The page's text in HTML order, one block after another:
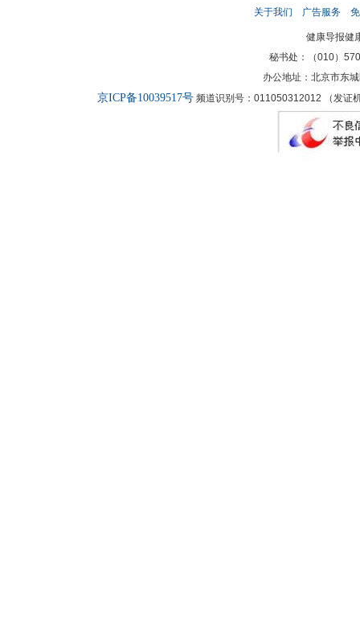
关于我们 广告服务
健康导报健
秘书处：（010）
办公地址：北京市东
京ICP备10039517号频道识别号：011050312012 （发证